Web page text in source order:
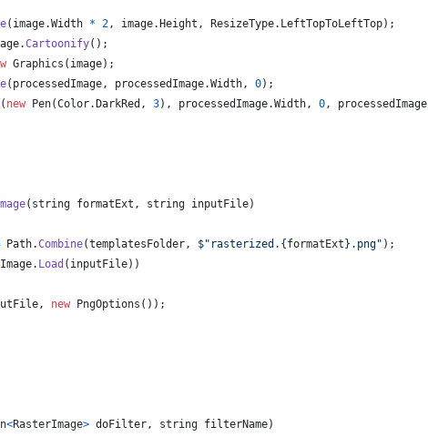
( image.Width * 2, image. Height , ResizeType. LeftTopToLeftTop) ;
.Cartoonify( ) ;
Graphics ( image) ;
( processedImage, processedImage.Width, 0) ;
( new Pen(Color. DarkRed , 3) , processedImage.Width, 0, processedImage
( string formatExt , string inputFile)
Path.Combine(templatesFolder, $"rasterized. { formatExt } .png" ) ;
Image. Load ( inputFile) )
, new PngOptions ( ) ) ;
<RasterImage> doFilter, string filterName)